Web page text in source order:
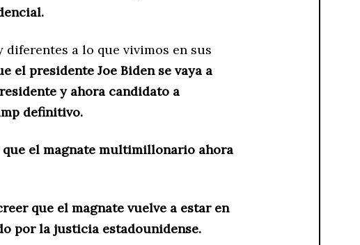
diferentes a lo que vivimos en sus
el presidente Joe Biden se vaya a
y ahora candidato a
definitivo.
que el magnate multimillonario ahora
que el magnate vuelve a estar en
por la justicia estadounidense.